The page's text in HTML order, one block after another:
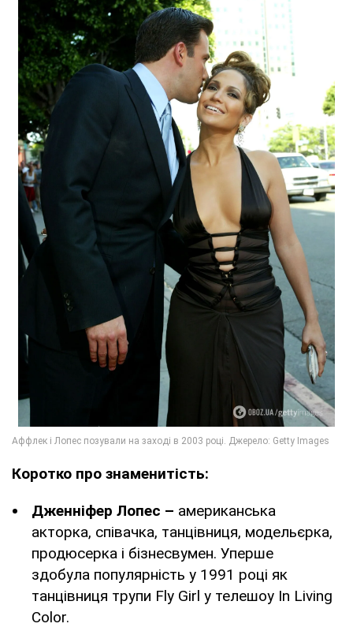
Коротко про знаменитість:
Дженніфер Лопес – американська
акторка, співачка, танцівниця, модельєрка,
продюсерка і бізнесвумен. Уперше
здобула популярність у 1991 році як
танцівниця трупи Fly Girl у телешоу In Living
Color.